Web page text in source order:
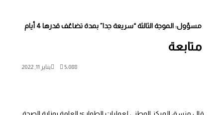
مسؤول: الموجة الثالثة “سريعة جدا” بمدة تضاعُف قدرها 4 أيام
متابعة
يناير 11, 2022 5٬088